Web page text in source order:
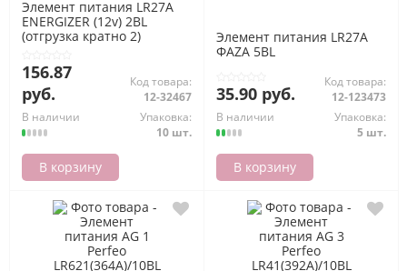
Элемент питания LR27A
ENERGIZER (12v) 2BL
(отгрузка кратно 2)
156.87
руб.
Код товара:
12-32467
В наличии
Упаковка:
10 шт.
В корзину
Элемент питания LR27A
ФАZА 5BL
35.90 руб.
Код товара:
12-123473
В наличии
Упаковка:
5 шт.
В корзину